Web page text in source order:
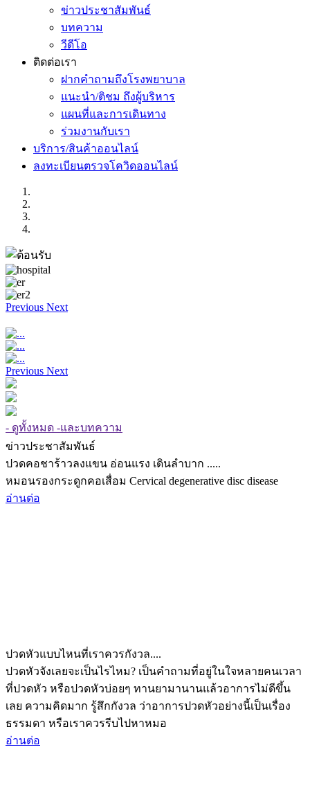
ข่าวประชาสัมพันธ์
บทความ
วีดีโอ
ติดต่อเรา
ฝากคำถามถึงโรงพยาบาล
แนะนำ/ติชม ถึงผู้บริหาร
แผนที่และการเดินทาง
ร่วมงานกับเรา
บริการ/สินค้าออนไลน์
ลงทะเบียนตรวจโควิดออนไลน์
Previous Next
Previous Next
- ดูทั้งหมด -และบทความ
ข่าวประชาสัมพันธ์
ปวดคอชาร้าวลงแขน อ่อนแรง เดินลำบาก .....
หมอนรองกระดูกคอเสื่อม Cervical degenerative disc disease
อ่านต่อ
ปวดหัวแบบไหนที่เราควรกังวล....
ปวดหัวจังเลยจะเป็นไรไหม? เป็นคำถามที่อยู่ในใจหลายคนเวลา
ที่ปวดหัว หรือปวดหัวบ่อยๆ ทานยามานานแล้วอาการไม่ดีขึ้น
เลย ความคิดมาก รู้สึกกังวล ว่าอาการปวดหัวอย่างนี้เป็นเรื่อง
ธรรมดา หรือเราควรรีบไปหาหมอ
อ่านต่อ